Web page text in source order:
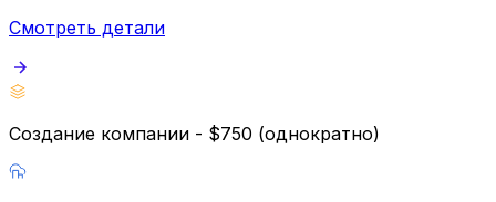
Смотреть детали
Создание компании - $750 (однократно)